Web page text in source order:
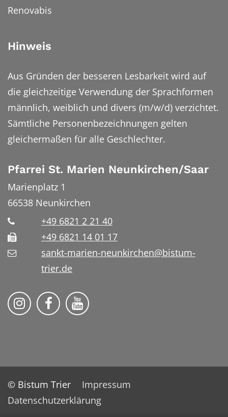
Renovabis
Hinweis
Aus Gründen der besseren Lesbarkeit wird auf
die gleichzeitige Verwendung der Sprachformen
männlich, weiblich und divers (m/w/d) verzichtet.
Sämtliche Personenbezeichnungen gelten
gleichermaßen für alle Geschlechter.
Pfarrei St. Marien Neunkirchen/Saar
Marienplatz 1
66538 Neunkirchen
+49 6821 2 21 40
+49 6821 14 01 17
sankt-marien-neunkirchen@bistum-
trier.de
Bistum Trier auf Instragram
Die Pfarrei auf Facebook
Die Pfarrei auf YouTube
© Bistum Trier
Impressum
Datenschutzerklärung